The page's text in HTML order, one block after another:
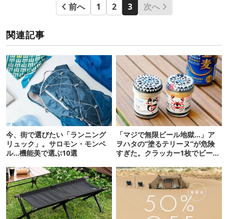
前へ 1 2 3 次へ
関連記事
今、街で選びたい「ランニング
リュック」。サロモン・モンベ
ル…機能美で選ぶ10選
「マジで無限ビール地獄…」ア
ヲハタの“塗るテリーヌ”が危険
すぎた。クラッカー1枚でビール